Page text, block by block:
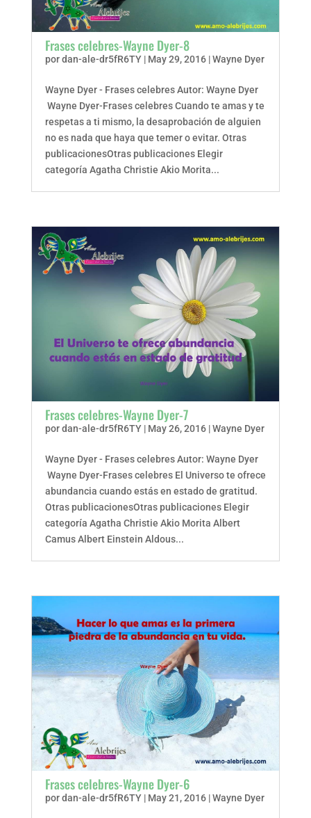
Frases celebres-Wayne Dyer-8
pordan-ale-dr5fR6TY| May 29, 2016|Wayne Dyer
Wayne Dyer - Frases celebres Autor: Wayne Dyer
Wayne Dyer-Frases celebres Cuando te amas y te
respetas a ti mismo, la desaprobación de alguien
no es nada que haya que temer o evitar. Otras
publicacionesOtras publicaciones Elegir
categoría Agatha Christie Akio Morita...
Frases celebres-Wayne Dyer-7
pordan-ale-dr5fR6TY| May 26, 2016|Wayne Dyer
Wayne Dyer - Frases celebres Autor: Wayne Dyer
Wayne Dyer-Frases celebres El Universo te ofrece
abundancia cuando estás en estado de gratitud.
Otras publicacionesOtras publicaciones Elegir
categoría Agatha Christie Akio Morita Albert
Camus Albert Einstein Aldous...
Frases celebres-Wayne Dyer-6
pordan-ale-dr5fR6TY| May 21, 2016|Wayne Dyer